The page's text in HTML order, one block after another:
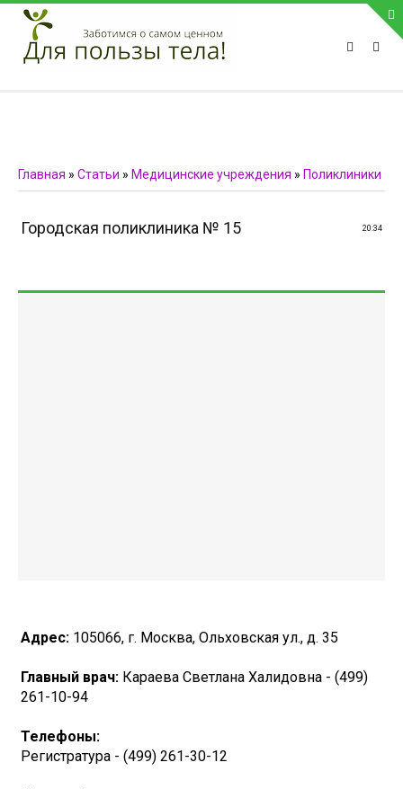
ПРИВЕТСТВУЕМ НА НАШЕМ САЙТЕ
Блок скоро обновится
Телефон:
Главная » Статьи » Медицинские учреждения » Поликлиники
20:34
Городская поликлиника № 15
Адрес: 105066, г. Москва, Ольховская ул., д. 35
Главный врач: Караева Светлана Халидовна - (499)
261-10-94
Телефоны:
Регистратура - (499) 261-30-12